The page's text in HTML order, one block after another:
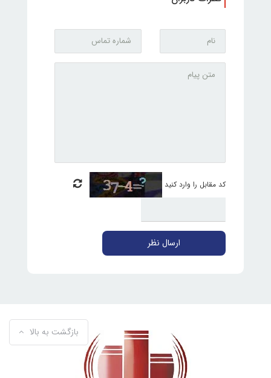
کد مقابل را وارد کنید
ارسال نظر
بازگشت به بالا